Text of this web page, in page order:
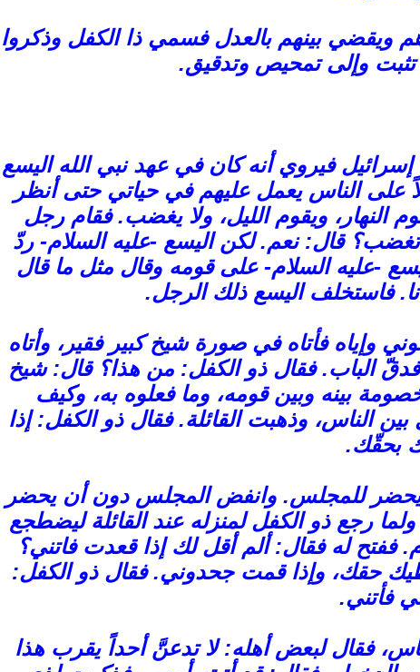
ويقضي بينهم بالعدل فسمي ذا الكفل وذكروا
وإلى تمحيص وتدقيق.
فيروي أنه كان في عهد نبي الله اليسع
على الناس يعمل عليهم في حياتي حتى أنظر
ويقوم الليل، ولا يغضب. فقام رجل
تغضب؟ قال: نعم. لكن اليسع -عليه السلام- ردّ
-عليه السلام- على قومه وقال مثل ما قال
فاستخلف اليسع ذلك الرجل.
وإياه فأتاه في صورة شيخ كبير فقير، وأتاه
فدقّ الباب. فقال ذو الكفل: من هذا؟ قال: شيخ
بينه وبين قومه، وما فعلوه به، وكيف
وذهبت القائلة. فقال ذو الكفل: إذا
بحقّك.
يحضر للمجلس. وانفض المجلس دون أن يحضر
رجع ذو الكفل لمنزله عند القائلة ليضطجع
ففتح له فقال: ألم أقل لك إذا قعدت فاتني؟
حقك، وإذا قمت جحدوني. فقال ذو الكفل:
فأتني.
فقال لبعض أهله: لا تدعنَّ أحداً يقرب هذا